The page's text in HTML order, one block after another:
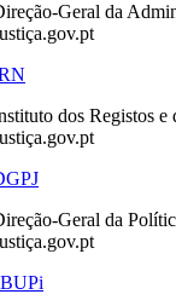
Geral da
dos Registos e
Geral da